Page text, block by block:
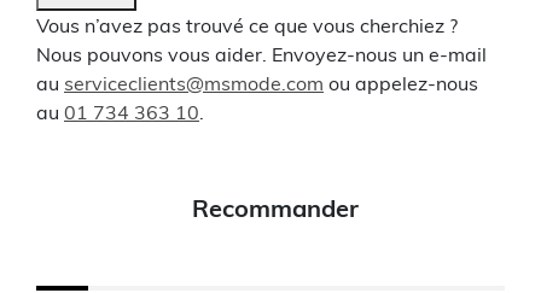
Vous n’avez pas trouvé ce que vous cherchiez ?
Nous pouvons vous aider. Envoyez-nous un e-mail
au serviceclients@msmode.com ou appelez-nous
au 01 734 363 10
Recommander